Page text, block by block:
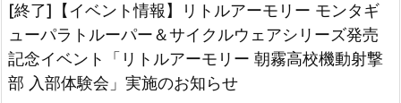
[終了]【イベント情報】リトルアーモリー モンタギ
ューパラトルーパー＆サイクルウェアシリーズ発売
記念イベント「リトルアーモリー 朝霧高校機動射撃
部 入部体験会」実施のお知らせ